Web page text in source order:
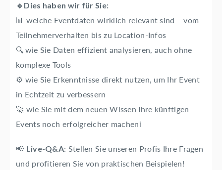
🔹 Dies haben wir für Sie:
📊 welche Eventdaten wirklich relevant sind – vom
Teilnehmerverhalten bis zu Location-Infos
🔍wie Sie Daten effizient analysieren, auch ohne
komplexe Tools
⚙️ wie Sie Erkenntnisse direkt nutzen, um Ihr Event
in Echtzeit zu verbessern
🚀 wie Sie mit dem neuen Wissen Ihre künftigen
Events noch erfolgreicher macheni
📢 Live-Q&A: Stellen Sie unseren Profis Ihre Fragen
und profitieren Sie von praktischen Beispielen!